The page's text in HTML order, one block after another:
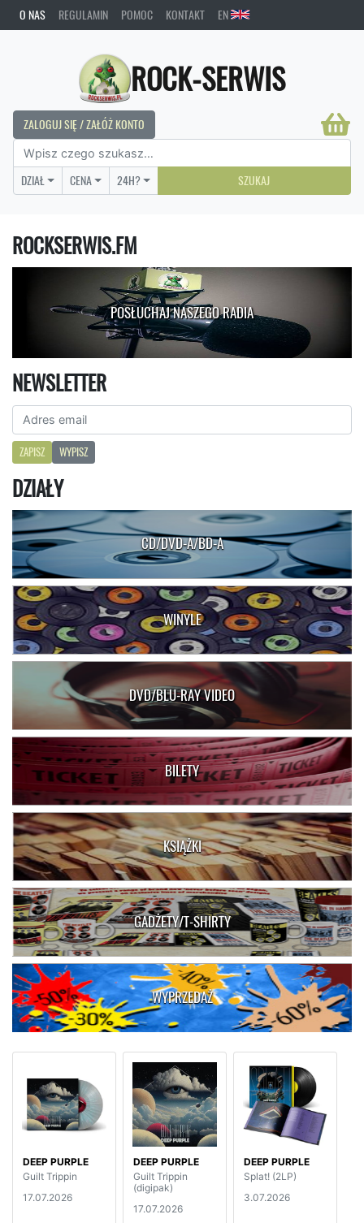
O NAS REGULAMIN POMOC KONTAKT EN
ROCK-SERWIS
ZALOGUJ SIĘ / ZAŁÓŻ KONTO
DZIAŁ CENA 24H? SZUKAJ
ROCKSERWIS.FM
POSŁUCHAJ NASZEGO RADIA
NEWSLETTER
ZAPISZ WYPISZ
DZIAŁY
CD/DVD-A/BD-A
WINYLE
DVD/BLU-RAY VIDEO
BILETY
KSIĄŻKI
GADŻETY/T-SHIRTY
WYPRZEDAŻ
DEEP PURPLE
Guilt Trippin
17.07.2026
DEEP PURPLE
Guilt Trippin
(digipak)
17.07.2026
DEEP PURPLE
Splat! (2LP)
3.07.2026